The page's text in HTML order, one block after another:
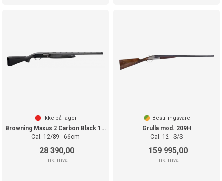
Ikke på lager
Browning Maxus 2 Carbon Black 12-89
Cal. 12/89 - 66cm
28 390,00
Ink. mva
Bestillingsvare
Grulla mod. 209H
Cal. 12 - S/S
159 995,00
Ink. mva